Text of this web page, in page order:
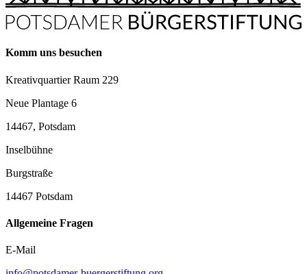
Komm uns besuchen
Kreativquartier Raum 229
Neue Plantage 6
14467, Potsdam
Inselbühne
Burgstraße
14467 Potsdam
Allgemeine Fragen
E-Mail